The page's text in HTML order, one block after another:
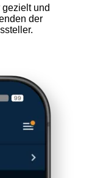
und
der